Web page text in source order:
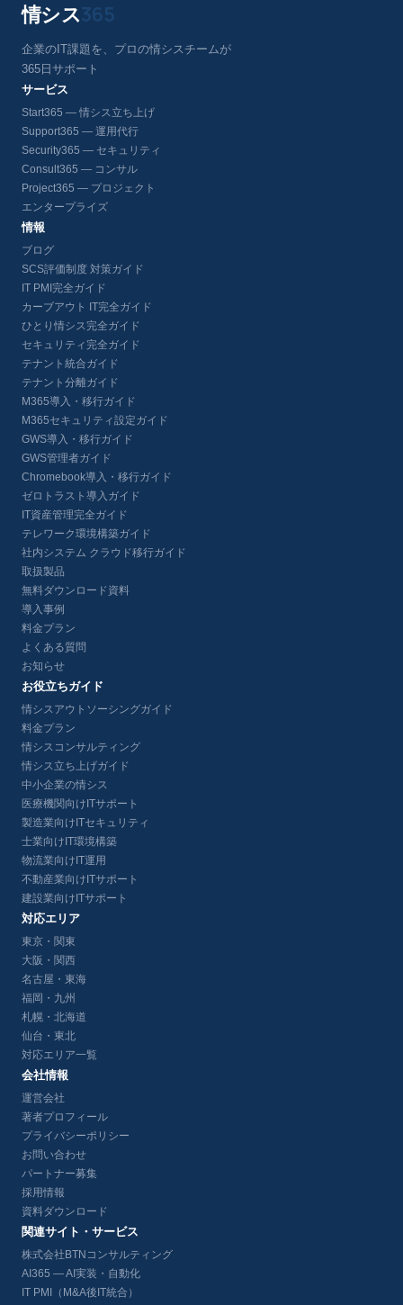
情シス365
企業のIT課題を、プロの情シスチームが
365日サポート
サービス
Start365 — 情シス立ち上げ
Support365 — 運用代行
Security365 — セキュリティ
Consult365 — コンサル
Project365 — プロジェクト
エンタープライズ
情報
ブログ
SCS評価制度 対策ガイド
IT PMI完全ガイド
カーブアウト IT完全ガイド
ひとり情シス完全ガイド
セキュリティ完全ガイド
テナント統合ガイド
テナント分離ガイド
M365導入・移行ガイド
M365セキュリティ設定ガイド
GWS導入・移行ガイド
GWS管理者ガイド
Chromebook導入・移行ガイド
ゼロトラスト導入ガイド
IT資産管理完全ガイド
テレワーク環境構築ガイド
社内システム クラウド移行ガイド
取扱製品
無料ダウンロード資料
導入事例
料金プラン
よくある質問
お知らせ
お役立ちガイド
情シスアウトソーシングガイド
料金プラン
情シスコンサルティング
情シス立ち上げガイド
中小企業の情シス
医療機関向けITサポート
製造業向けITセキュリティ
士業向けIT環境構築
物流業向けIT運用
不動産業向けITサポート
建設業向けITサポート
対応エリア
東京・関東
大阪・関西
名古屋・東海
福岡・九州
札幌・北海道
仙台・東北
対応エリア一覧
会社情報
運営会社
著者プロフィール
プライバシーポリシー
お問い合わせ
パートナー募集
採用情報
資料ダウンロード
関連サイト・サービス
株式会社BTNコンサルティング
AI365 — AI実装・自動化
IT PMI（M&A後IT統合）